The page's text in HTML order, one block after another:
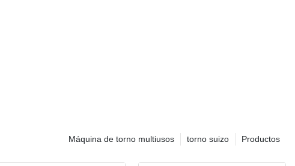
Productos
torno suizo
Máquina de torno multiusos